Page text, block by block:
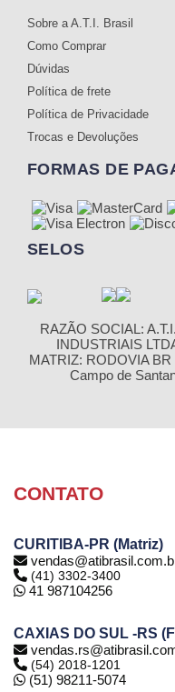
Sobre a A.T.I. Brasil
Como Comprar
Dúvidas
Política de frete
Política de Privacidade
Trocas e Devoluções
FORMAS DE
SELOS
RAZÃO SOCIAL:
INDUSTRIAIS
MATRIZ: RODOVIA
Campo de
CONTATO
CURITIBA-PR (Matriz)
(41) 3302-3400
41 987104256
CAXIAS DO SUL -RS
(54) 2018-1201
(51) 98211-5074